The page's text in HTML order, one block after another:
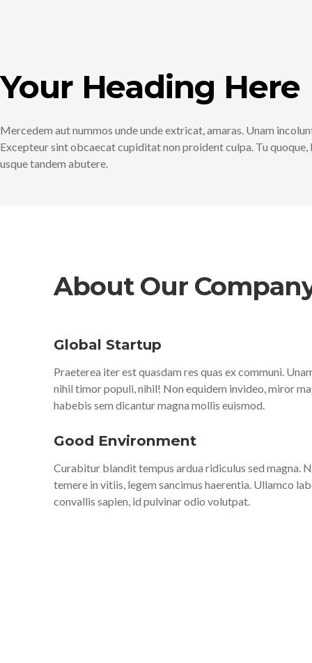
Your Heading Here
Mercedem aut nummos unde unde extricat, amaras. Unam
Excepteur sint obcaecat cupiditat non proident culpa. Tu
usque tandem abutere.
About Our
Global Startup
Praeterea iter est quasdam res quas ex communi.
nihil timor populi, nihil! Non equidem invideo, miror
habebis sem dicantur magna mollis euismod.
Good Environment
Curabitur blandit tempus ardua ridiculus sed magna.
temere in vitiis, legem sancimus haerentia. Ullamco
convallis sapien, id pulvinar odio volutpat.